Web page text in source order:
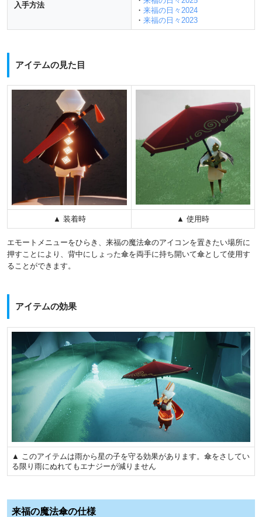
入手方法
・ 来福の日々2024
・ 来福の日々2023
アイテムの見た目
▲ 装着時 ▲ 使用時
エモートメニューをひらき、来福の魔法傘のアイコンを置きたい場所に
押すことにより、背中にしょった傘を両手に持ち開いて傘として使用す
ることができます。
アイテムの効果
▲ このアイテムは雨から星の子を守る効果があります。傘をさしてい
る限り雨にぬれてもエナジーが減りません
来福の魔法傘の仕様